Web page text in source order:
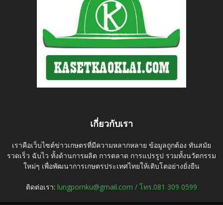
เกี่ยวกับเรา
เราคือเว็บไซต์ข่าวเกษตรที่มีความหลากหลาย ข้อมูลถูกต้อง ทันสมัย
รวดเร็ว ฉับไว ทั้งด้านการผลิต การตลาด การแปรรูป รวมทั้งนวัตกรรม
ใหม่ๆ เพื่อพัฒนาการเกษตรประเทศไทยให้เติบโตอย่างยั่งยืน
ติดต่อเรา: lungpornku@gmail.com / โทร.081 309 0599